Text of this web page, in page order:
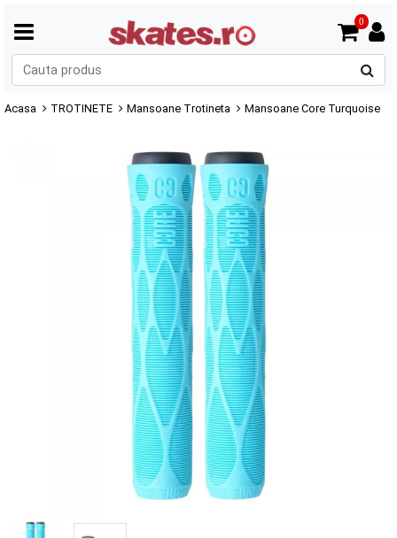
0
Acasa TROTINETE Mansoane Trotineta Mansoane Core Turquoise